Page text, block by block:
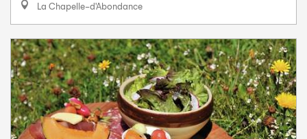
La Chapelle-d'Abondance